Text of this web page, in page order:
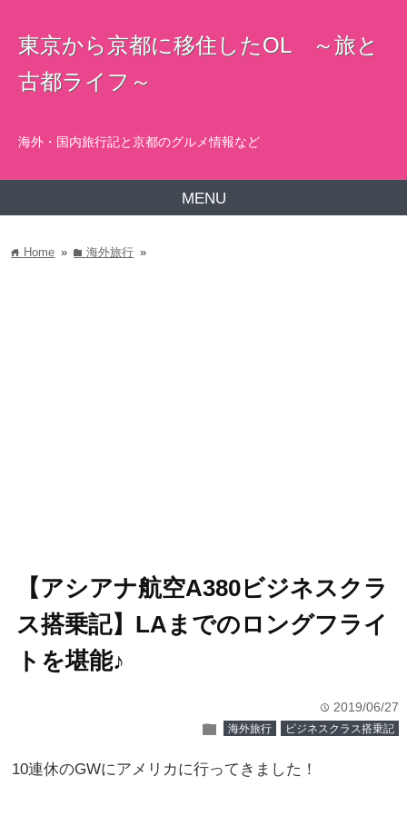
東京から京都に移住したOL ～旅と
古都ライフ～
海外・国内旅行記と京都のグルメ情報など
MENU
home Home » folder海外旅行 »
【アシアナ航空A380ビジネスクラ
ス搭乗記】LAまでのロングフライ
トを堪能♪
time 2019/06/27
folder 海外旅行 ビジネスクラス搭乗記
10連休のGWにアメリカに行ってきました！